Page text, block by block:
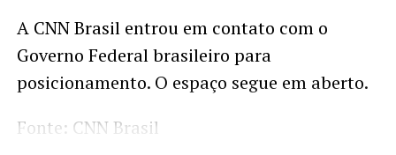
A CNN Brasil entrou em contato com o
Governo Federal brasileiro para
posicionamento. O espaço segue em aberto.
Fonte: CNN Brasil